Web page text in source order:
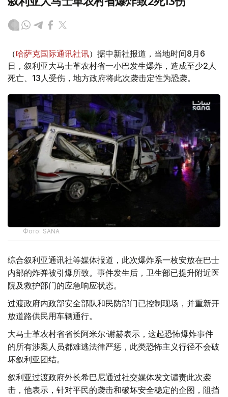
（哈萨克国际通讯社讯）据中新社报道，当地时间8月6
日，叙利亚大马士革农村省一小巴发生爆炸，造成至少2人
死亡、13人受伤，地方政府将此次袭击定性为恐袭。
Фото: SANA
综合叙利亚通讯社等媒体报道，此次爆炸系一枚安放在巴士
内部的炸弹被引爆所致。事件发生后，卫生部已提升附近医
院及救护部门的应急响应状态。
过渡政府内政部安全部队和民防部门已控制现场，并重新开
放道路供民用车辆通行。
大马士革农村省省长阿米尔·谢赫表示，这起恐怖爆炸事件
的所有涉案人员都难逃法律严惩，此类恐怖主义行径不会破
坏叙利亚团结。
叙利亚过渡政府外长希巴尼通过社交媒体发文谴责此次袭
击，他表示，针对平民的袭击和破坏安全稳定的企图，阻挡